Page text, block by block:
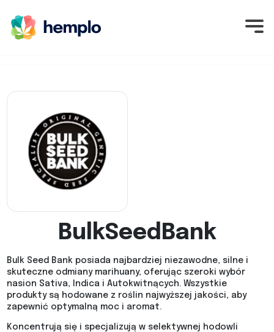
BulkSeedBank
Bulk Seed Bank posiada najbardziej niezawodne, silne i
skuteczne odmiany marihuany, oferując szeroki wybór
nasion Sativa, Indica i Autokwitnących. Wszystkie
produkty są hodowane z roślin najwyższej jakości, aby
zapewnić optymalną moc i aromat.
Koncentrują się i specjalizują w selektywnej hodowli